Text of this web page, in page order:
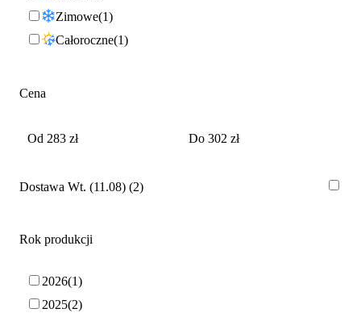
Zimowe 1
Całoroczne 1
Cena
Dostawa Wt. (11.08) 2
Rok produkcji
2026 1
2025 2